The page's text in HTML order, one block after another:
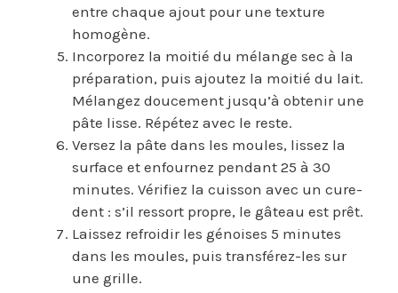
entre chaque ajout pour une texture
homogène.
Incorporez la moitié du mélange sec à la
préparation, puis ajoutez la moitié du lait.
Mélangez doucement jusqu’à obtenir une
pâte lisse. Répétez avec le reste.
Versez la pâte dans les moules, lissez la
surface et enfournez pendant 25 à 30
minutes. Vérifiez la cuisson avec un cure-
dent : s’il ressort propre, le gâteau est prêt.
Laissez refroidir les génoises 5 minutes
dans les moules, puis transférez-les sur
une grille.